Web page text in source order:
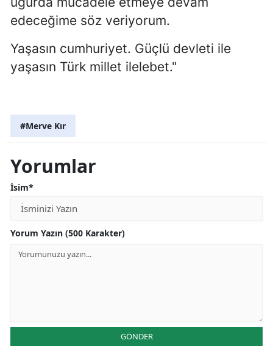
edeceğime söz veriyorum.
Yaşasın cumhuriyet. Güçlü devleti ile
yaşasın Türk millet ilelebet."
#Merve Kır
Yorumlar
İsim*
Yorum Yazın (500 Karakter)
GÖNDER